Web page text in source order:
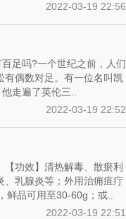
2022-03-19 22:56
足吗?一个世纪之前，人们
有偶数对足。有一位名叫凯
走遍了英伦三..
2022-03-19 22:52
【功效】清热解毒、散瘀利
、乳腺炎等；外用治痈疽疔
品可用至30-60g；或..
2022-03-19 22:51